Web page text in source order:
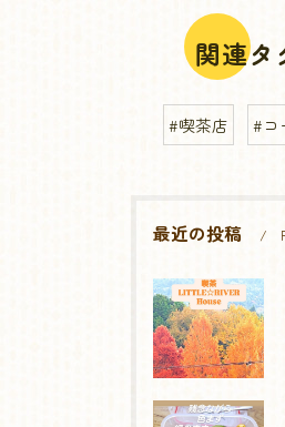
関連タ
#喫茶店 #コ
最近の投稿